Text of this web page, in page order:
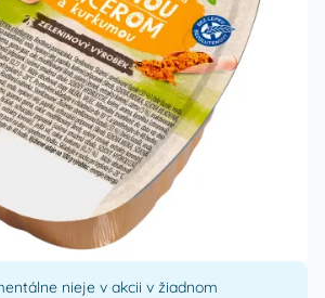
nieje v akcii v žiadnom